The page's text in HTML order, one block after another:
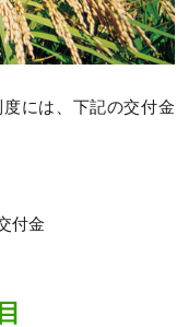
には、下記の交付金
付金